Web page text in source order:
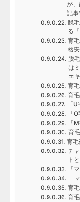
が、
記事
脱
る
育
格
脱
は
エ
育
育
「
「
「
育
育毛
チ
ト
「
「
育
育